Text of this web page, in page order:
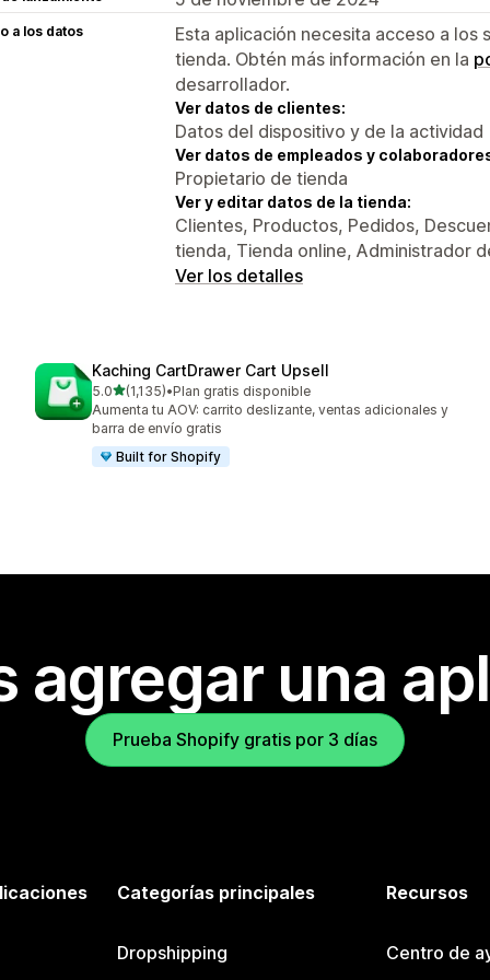
a los datos
Esta aplicación necesita acceso a
tienda. Obtén más información en la
desarrollador.
Ver datos de clientes:
Datos del dispositivo y de la actividad
Ver datos de empleados y
Propietario de tienda
Ver y editar datos de la tienda:
Clientes, Productos, Pedidos,
tienda, Tienda online, Administrador
Ver los detalles
Kaching CartDrawer Cart Upsell
5.0de 5 estrellas
(1,135)
1135 reseñas en total
•Plan gratis disponible
Aumenta tu AOV: carrito deslizante, ventas adicionales y
barra de envío gratis
Built for Shopify
agregar una
Prueba Shopify gratis por 3 días
Categorías principales
Dropshipping
Recursos
Centro de